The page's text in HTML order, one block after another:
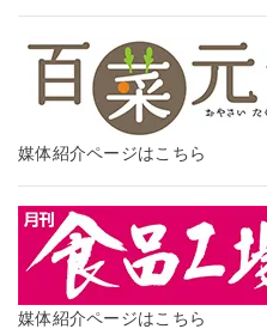
媒体紹介ページはこちら
媒体紹介ページはこちら